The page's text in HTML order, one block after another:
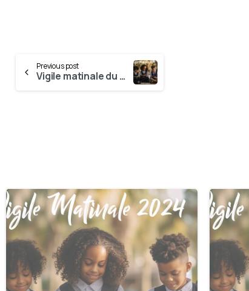
Previous post
Vigile matinale du 13 Décembre
0